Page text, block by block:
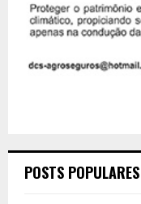
POSTS POPULARES